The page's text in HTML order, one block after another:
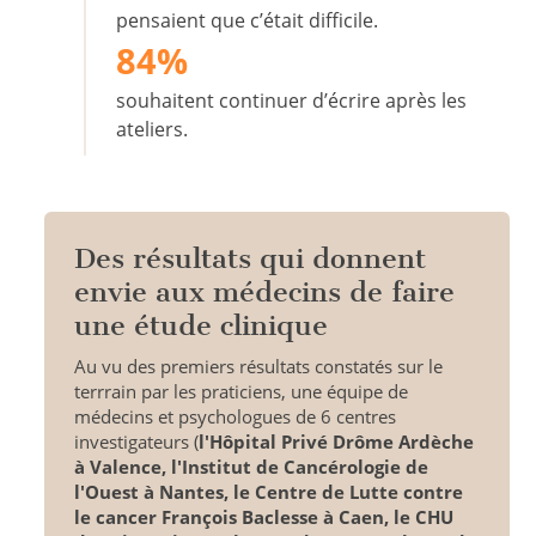
pensaient que c’était difficile.
84%
souhaitent continuer d’écrire après les
ateliers.
Des résultats qui donnent
envie aux médecins de faire
une étude clinique
Au vu des premiers résultats constatés sur le
terrrain par les praticiens, une équipe de
médecins et psychologues de 6 centres
investigateurs (l'Hôpital Privé Drôme Ardèche
à Valence, l'Institut de Cancérologie de
l'Ouest à Nantes, le Centre de Lutte contre
le cancer François Baclesse à Caen, le CHU